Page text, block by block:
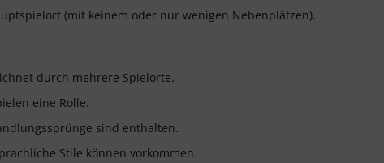
(mit keinem oder nur wenigen Nebenplätzen).
durch mehrere Spielorte.
eine Rolle.
sind enthalten.
Stile können vorkommen.